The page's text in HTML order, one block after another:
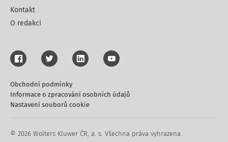
Kontakt
O redakci
© 2026 Wolters Kluwer ČR, a. s. Všechna práva vyhrazena.
Obchodní podmínky
Informace o zpracování osobních údajů
Nastavení souborů cookie